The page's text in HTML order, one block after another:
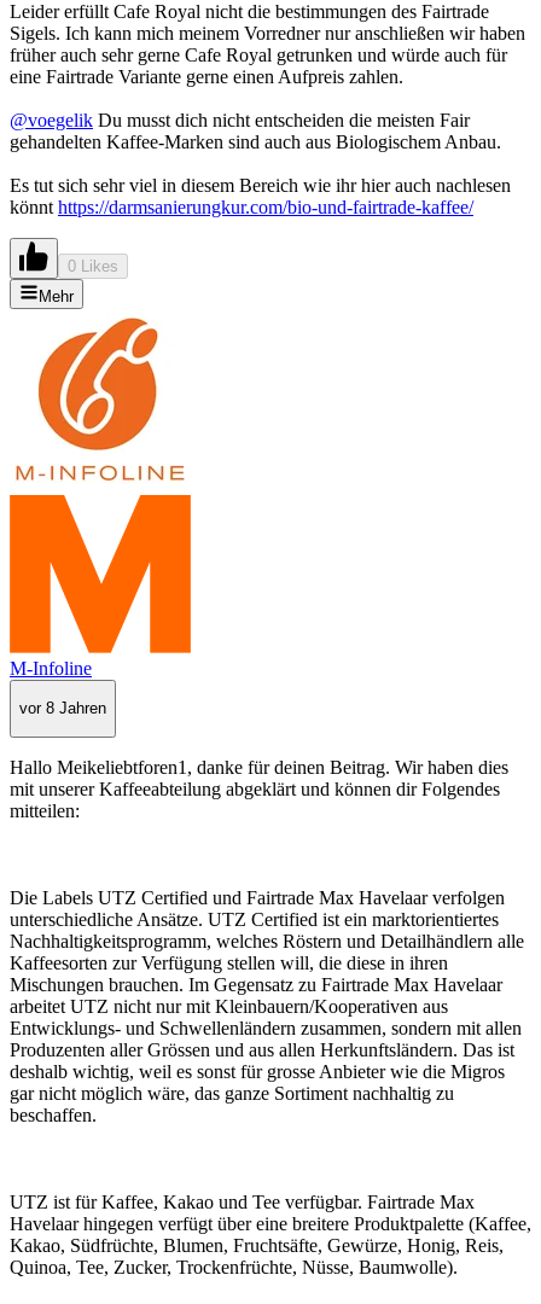
Leider erfüllt Cafe Royal nicht die bestimmungen des Fairtrade
Sigels. Ich kann mich meinem Vorredner nur anschließen wir haben
früher auch sehr gerne Cafe Royal getrunken und würde auch für
eine Fairtrade Variante gerne einen Aufpreis zahlen.
@voegelik Du musst dich nicht entscheiden die meisten Fair
gehandelten Kaffee-Marken sind auch aus Biologischem Anbau.
Es tut sich sehr viel in diesem Bereich wie ihr hier auch nachlesen
könnt https://darmsanierungkur.com/bio-und-fairtrade-kaffee/
0 Likes
Mehr
M-Infoline
vor 8 Jahren
Hallo Meikeliebtforen1, danke für deinen Beitrag. Wir haben dies
mit unserer Kaffeeabteilung abgeklärt und können dir Folgendes
mitteilen:
Die Labels UTZ Certified und Fairtrade Max Havelaar verfolgen
unterschiedliche Ansätze. UTZ Certified ist ein marktorientiertes
Nachhaltigkeitsprogramm, welches Röstern und Detailhändlern alle
Kaffeesorten zur Verfügung stellen will, die diese in ihren
Mischungen brauchen. Im Gegensatz zu Fairtrade Max Havelaar
arbeitet UTZ nicht nur mit Kleinbauern/Kooperativen aus
Entwicklungs- und Schwellenländern zusammen, sondern mit allen
Produzenten aller Grössen und aus allen Herkunftsländern. Das ist
deshalb wichtig, weil es sonst für grosse Anbieter wie die Migros
gar nicht möglich wäre, das ganze Sortiment nachhaltig zu
beschaffen.
UTZ ist für Kaffee, Kakao und Tee verfügbar. Fairtrade Max
Havelaar hingegen verfügt über eine breitere Produktpalette (Kaffee,
Kakao, Südfrüchte, Blumen, Fruchtsäfte, Gewürze, Honig, Reis,
Quinoa, Tee, Zucker, Trockenfrüchte, Nüsse, Baumwolle).